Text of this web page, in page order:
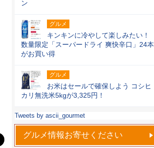
ン
グルメ
キンキンに冷やして楽しみたい！
数量限定「スーパードライ 爽快辛口」24本
がお買い得
グルメ
お米はセールで確保しよう コシヒ
カリ無洗米5kgが3,325円！
Tweets by ascii_gourmet
グルメ情報お寄せください